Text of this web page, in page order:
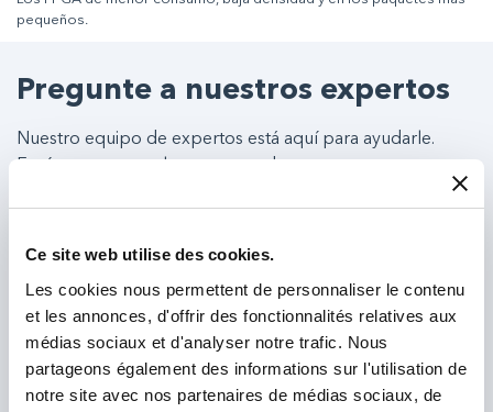
Ce site web utilise des cookies.
Les cookies nous permettent de personnaliser le contenu
et les annonces, d'offrir des fonctionnalités relatives aux
médias sociaux et d'analyser notre trafic. Nous
partageons également des informations sur l'utilisation de
notre site avec nos partenaires de médias sociaux, de
pequeños.
Pregunte a nuestros expertos
Nuestro equipo de expertos está aquí para ayudarle.